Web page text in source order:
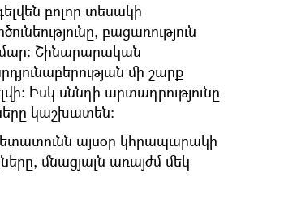
բոլոր տեսակի
բացառություն
Շինարարական
մի շարք
Իսկ սննդի արտադրությունը
կաշխատեն։
այսօր կհրապարակի
մնացյալն առայժմ մեկ